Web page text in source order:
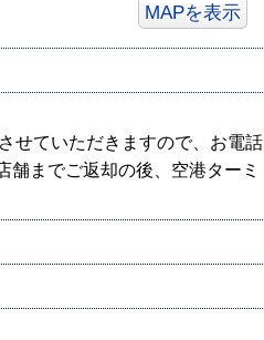
MAPを表示
せていただきますので、お電話
舗までご返却の後、空港ターミ